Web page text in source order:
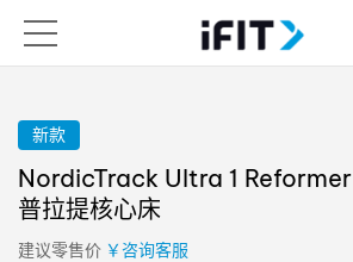
新款
NordicTrack Ultra 1 Reformer
普拉提核心床
建议零售价 ￥咨询客服